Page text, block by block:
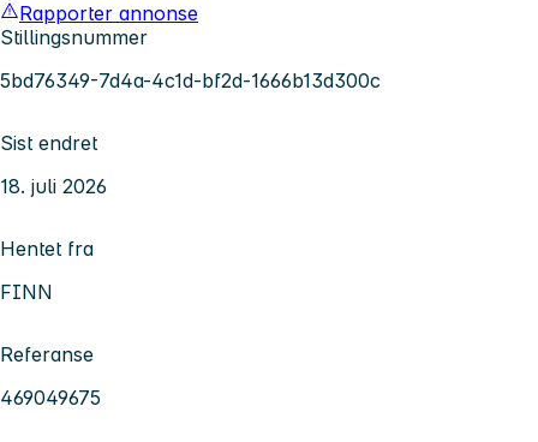
Rapporter annonse
Stillingsnummer
5bd76349-7d4a-4c1d-bf2d-1666b13d300c
Sist endret
18. juli 2026
Hentet fra
FINN
Referanse
469049675